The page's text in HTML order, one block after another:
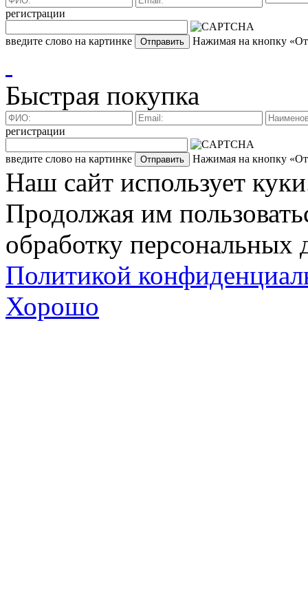
регистрации
введите слово на картинке Нажимая на кнопку
Быстрая покупка
регистрации
введите слово на картинке Нажимая на кнопку
Наш сайт использует
Продолжая им
обработку персональных
Политикой
Хорошо